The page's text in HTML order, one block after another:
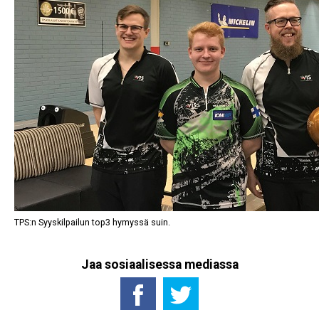
TPS:n Syyskilpailun top3 hymyssä suin.
Jaa sosiaalisessa mediassa